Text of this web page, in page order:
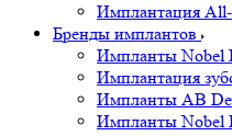
Имплантация
Бренды имплантов
Импланты Nobel
Имплантация
Импланты AB
Импланты Nobel